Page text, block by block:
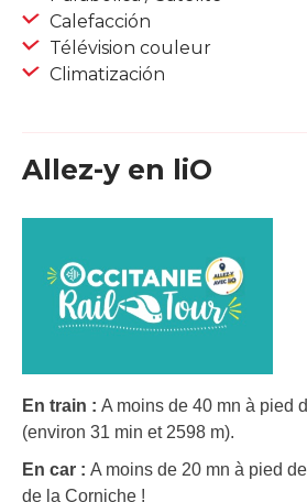
Calefacción
Télévision couleur
Climatización
Allez-y en liO
En train : A moins de 40 mn à pied
(environ 31 min et 2598 m).
En car : A moins de 20 mn à pied
de la Corniche !